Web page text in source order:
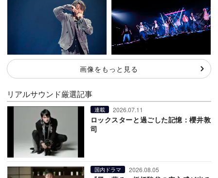
画像をもっと見る
リアルサウンド厳選記事
連載 2026.07.11
ロックスターと過ごした記憶：櫻井敦
司
国内ドラマ 2026.08.05